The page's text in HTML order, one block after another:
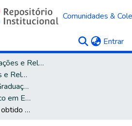
Comunidades &
Entrar
Teses, Dissertações e Relatórios
Teses, Dissertações e Relatórios defendidos na UCS
Programa de Pós-Graduação em Engenharia e Ciência dos Materiais
Mestrado Acadêmico em Engenharia e Ciência dos Materiais
Scaffold de alumina obtido por fabricação por filamento fundido